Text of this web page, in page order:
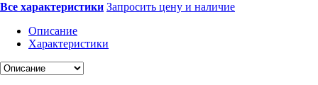
Все характеристики Запросить цену и наличие
Описание
Характеристики